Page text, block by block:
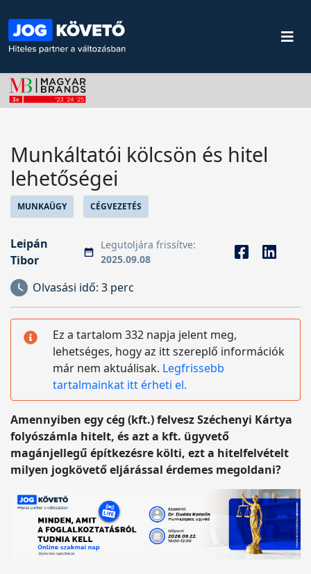
Munkáltatói kölcsön és hitel
lehetőségei
MUNKAÜGY CÉGVEZETÉS
Leipán
Tibor
Legutoljára frissítve:
2025.09.08
Olvasási idő: 3 perc
Ez a tartalom 332 napja jelent meg,
lehetséges, hogy az itt szereplő információk
már nem aktuálisak. Legfrissebb
tartalmainkat itt érheti el.
Amennyiben egy cég (kft.) felvesz Széchenyi Kártya
folyószámla hitelt, és azt a kft. ügyvető
magánjellegű építkezésre költi, ezt a hitelfelvételt
milyen jogkövető eljárással érdemes megoldani?